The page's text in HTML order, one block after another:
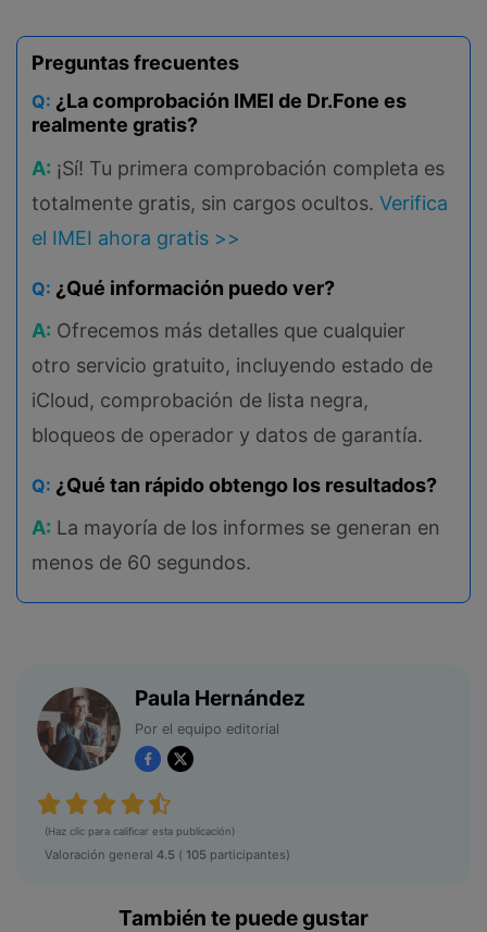
Preguntas frecuentes
Q: ¿La comprobación IMEI de Dr.Fone es
realmente gratis?
A: ¡Sí! Tu primera comprobación completa es
totalmente gratis, sin cargos ocultos. Verifica
el IMEI ahora gratis >>
Q: ¿Qué información puedo ver?
A: Ofrecemos más detalles que cualquier
otro servicio gratuito, incluyendo estado de
iCloud, comprobación de lista negra,
bloqueos de operador y datos de garantía.
Q: ¿Qué tan rápido obtengo los resultados?
A: La mayoría de los informes se generan en
menos de 60 segundos.
Paula Hernández
Por el equipo editorial
(Haz clic para calificar esta publicación)
Valoración general 4.5 ( 105 participantes)
También te puede gustar